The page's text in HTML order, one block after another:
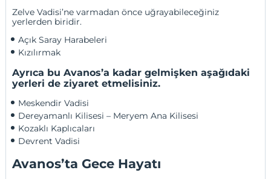
Zelve Vadisi’ne varmadan önce uğrayabileceğiniz
yerlerden biridir.
Açık Saray Harabeleri
Kızılırmak
Ayrıca bu Avanos’a kadar gelmişken aşağıdaki
yerleri de ziyaret etmelisiniz.
Meskendir Vadisi
Dereyamanlı Kilisesi – Meryem Ana Kilisesi
Kozaklı Kaplıcaları
Devrent Vadisi
Avanos’ta Gece Hayatı